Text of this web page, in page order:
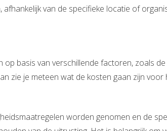
van de specifieke locatie of
basis van verschillende factoren, zoals
zie je meteen wat de kosten gaan zijn
worden genomen en de